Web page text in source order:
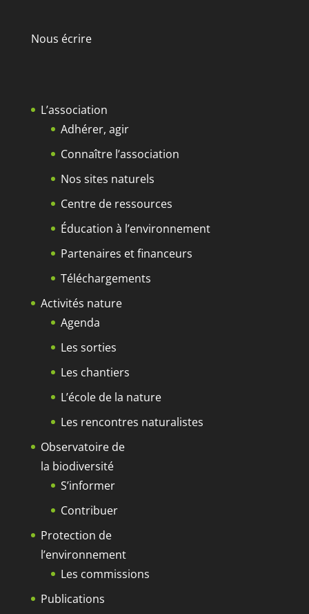
Nous écrire
L’association
Adhérer, agir
Connaître l’association
Nos sites naturels
Centre de ressources
Éducation à l’environnement
Partenaires et financeurs
Téléchargements
Activités nature
Agenda
Les sorties
Les chantiers
L’école de la nature
Les rencontres naturalistes
Observatoire de
la biodiversité
S’informer
Contribuer
Protection de
l’environnement
Les commissions
Publications